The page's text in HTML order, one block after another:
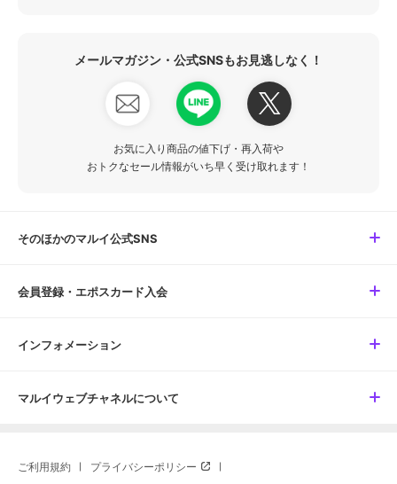
メールマガジン・公式SNSもお見逃しなく！
お気に入り商品の値下げ・再入荷や
おトクなセール情報がいち早く受け取れます！
そのほかのマルイ公式SNS
会員登録・エポスカード入会
インフォメーション
マルイウェブチャネルについて
ご利用規約 プライバシーポリシー